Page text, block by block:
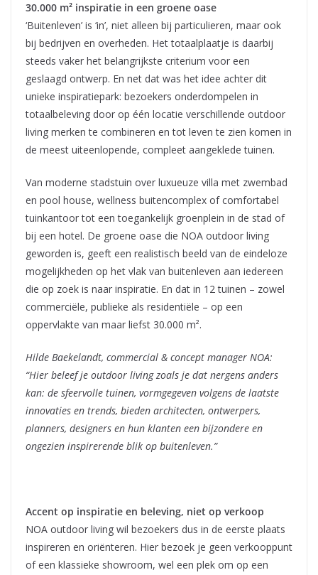
30.000 m² inspiratie in een groene oase
‘Buitenleven’ is ‘in’, niet alleen bij particulieren, maar ook
bij bedrijven en overheden. Het totaalplaatje is daarbij
steeds vaker het belangrijkste criterium voor een
geslaagd ontwerp. En net dat was het idee achter dit
unieke inspiratiepark: bezoekers onderdompelen in
totaalbeleving door op één locatie verschillende outdoor
living merken te combineren en tot leven te zien komen in
de meest uiteenlopende, compleet aangeklede tuinen.
Van moderne stadstuin over luxueuze villa met zwembad
en pool house, wellness buitencomplex of comfortabel
tuinkantoor tot een toegankelijk groenplein in de stad of
bij een hotel. De groene oase die NOA outdoor living
geworden is, geeft een realistisch beeld van de eindeloze
mogelijkheden op het vlak van buitenleven aan iedereen
die op zoek is naar inspiratie. En dat in 12 tuinen – zowel
commerciële, publieke als residentiële – op een
oppervlakte van maar liefst 30.000 m².
Hilde Baekelandt, commercial & concept manager NOA:
“Hier beleef je outdoor living zoals je dat nergens anders
kan: de sfeervolle tuinen, vormgegeven volgens de laatste
innovaties en trends, bieden architecten, ontwerpers,
planners, designers en hun klanten een bijzondere en
ongezien inspirerende blik op buitenleven.”
Accent op inspiratie en beleving, niet op verkoop
NOA outdoor living wil bezoekers dus in de eerste plaats
inspireren en oriënteren. Hier bezoek je geen verkooppunt
of een klassieke showroom, wel een plek om op een